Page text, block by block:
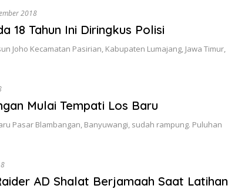
2018
18 Tahun Ini Diringkus Polisi
Joho Kecamatan Pasirian, Kabupaten Lumajang, Jawa Timur,
Mulai Tempati Los Baru
Pasar Blambangan, Banyuwangi, sudah rampung. Puluhan
AD Shalat Berjamaah Saat Latihan